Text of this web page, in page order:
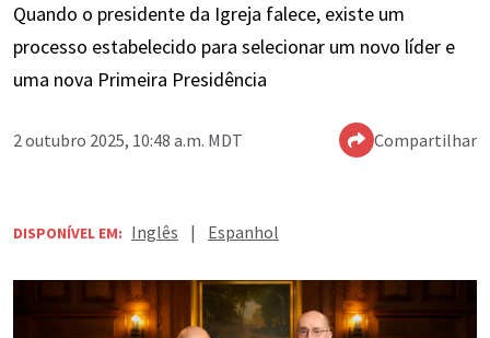
Quando o presidente da Igreja falece, existe um
processo estabelecido para selecionar um novo líder e
uma nova Primeira Presidência
2 outubro 2025, 10:48 a.m. MDT Compartilhar
DISPONÍVEL EM: Inglês | Espanhol